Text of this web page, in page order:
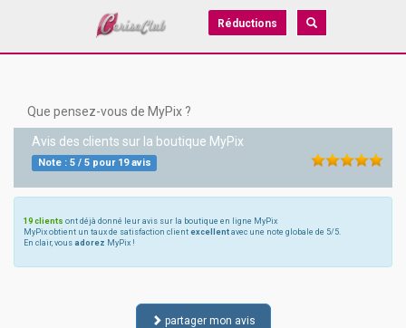
Réductions
Que pensez-vous de MyPix ?
Avis des clients sur la boutique MyPix
Note : 5/ 5pour 19avis
19 clients ont déjà donné leur avis sur la boutique en ligne MyPix
MyPix obtient un taux de satisfaction client excellent avec une note globale de 5/5.
En clair, vous adorez MyPix !
partager mon avis